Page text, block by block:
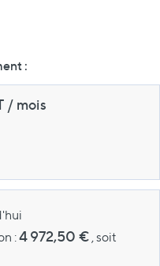
:
/ mois
:4 972,50 € , soit